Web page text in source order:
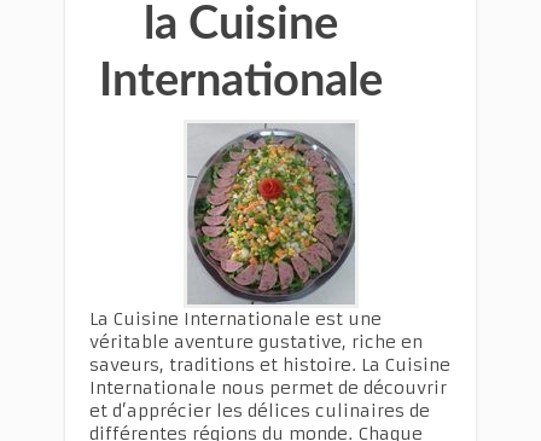
la Cuisine
Internationale
La Cuisine Internationale est une
véritable aventure gustative, riche en
saveurs, traditions et histoire. La Cuisine
Internationale nous permet de découvrir
et d’apprécier les délices culinaires de
différentes régions du monde. Chaque